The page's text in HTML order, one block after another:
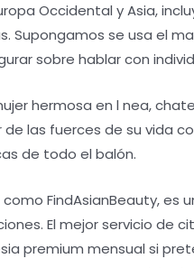
Occidental y Asia,
Supongamos se usa el
sobre hablar con
hermosa en lnea,
de las fuerces de su vida
de todo el balón.
como FindAsianBeauty, es
El mejor servicio de
premium mensual si